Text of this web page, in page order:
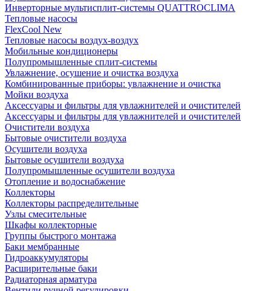
Инверторные мультисплит-системы QUATTROCLIMA
Тепловые насосы
FlexCool New
Тепловые насосы воздух-воздух
Мобильные кондиционеры
Полупромышленные сплит-системы
Увлажнение, осушение и очистка воздуха
Комбинированные приборы: увлажнение и очистка
Мойки воздуха
Аксессуары и фильтры для увлажнителей и очистителей
Аксессуары и фильтры для увлажнителей и очистителей
Очистители воздуха
Бытовые очистители воздуха
Осушители воздуха
Бытовые осушители воздуха
Полупромышленные осушители воздуха
Отопление и водоснабжение
Коллекторы
Коллекторы распределительные
Узлы смесительные
Шкафы коллекторные
Группы быстрого монтажа
Баки мембранные
Гидроаккумуляторы
Расширительные баки
Радиаторная арматура